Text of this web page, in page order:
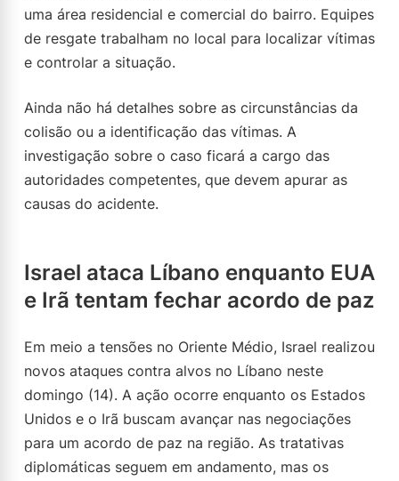
uma área residencial e comercial do bairro. Equipes
de resgate trabalham no local para localizar vítimas
e controlar a situação.
Ainda não há detalhes sobre as circunstâncias da
colisão ou a identificação das vítimas. A
investigação sobre o caso ficará a cargo das
autoridades competentes, que devem apurar as
causas do acidente.
Israel ataca Líbano enquanto EUA
e Irã tentam fechar acordo de paz
Em meio a tensões no Oriente Médio, Israel realizou
novos ataques contra alvos no Líbano neste
domingo (14). A ação ocorre enquanto os Estados
Unidos e o Irã buscam avançar nas negociações
para um acordo de paz na região. As tratativas
diplomáticas seguem em andamento, mas os